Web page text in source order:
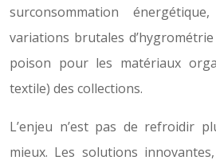
surconsommation
variations brutales
poison pour les matériaux
textile) des collections.
L’enjeu n’est pas de refroidir
mieux. Les solutions